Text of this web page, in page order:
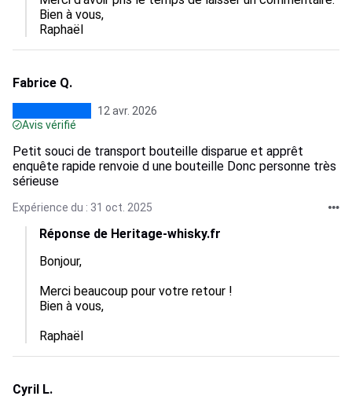
Bien à vous,
Raphaël
Fabrice Q.
12 avr. 2026
Avis vérifié
Petit souci de transport bouteille disparue et apprêt
enquête rapide renvoie d une bouteille Donc personne très
sérieuse
Expérience du : 31 oct. 2025
Réponse de Heritage-whisky.fr
Bonjour,
Merci beaucoup pour votre retour !
Bien à vous,
Raphaël
Cyril L.